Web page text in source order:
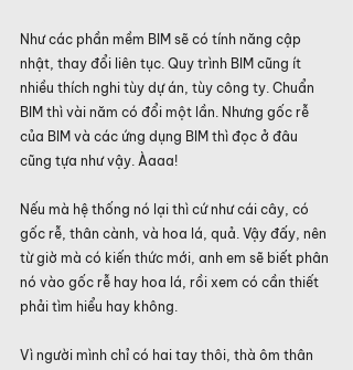
Như các phần mềm BIM sẽ có tính năng cập
nhật, thay đổi liên tục. Quy trình BIM cũng ít
nhiều thích nghi tùy dự án, tùy công ty. Chuẩn
BIM thì vài năm có đổi một lần. Nhưng gốc rễ
của BIM và các ứng dụng BIM thì đọc ở đâu
cũng tựa như vậy. Àaaa!
Nếu mà hệ thống nó lại thì cứ như cái cây, có
gốc rễ, thân cành, và hoa lá, quả. Vậy đấy, nên
từ giờ mà có kiến thức mới, anh em sẽ biết phân
nó vào gốc rễ hay hoa lá, rồi xem có cần thiết
phải tìm hiểu hay không.
Vì người mình chỉ có hai tay thôi, thà ôm thân